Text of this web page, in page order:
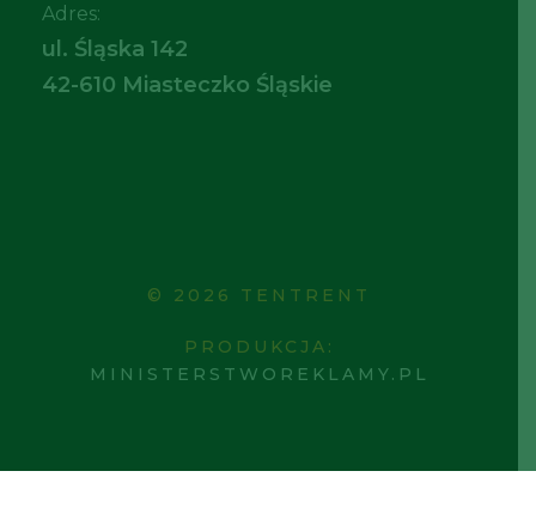
Adres:
ul. Śląska 142
42-610 Miasteczko Śląskie
© 2026 TENTRENT
PRODUKCJA:
MINISTERSTWOREKLAMY.PL